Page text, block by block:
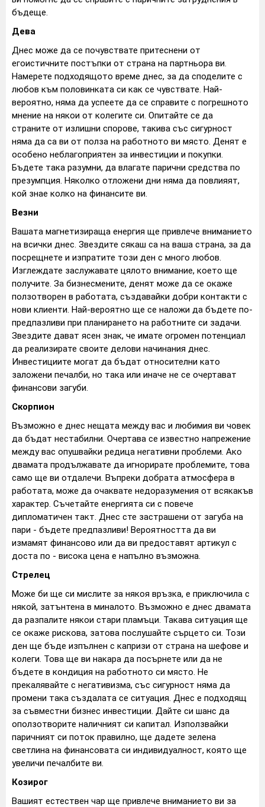
бъдеще.
Дева
Днес може да се почувствате притеснени от
егоистичните постъпки от страна на партньора ви.
Намерете подходящото време днес, за да споделите с
любов към половинката си как се чувствате. Най-
вероятно, няма да успеете да се справите с погрешното
мнение на някои от колегите си. Опитайте се да
страните от излишни спорове, такива със сигурност
няма да са ви от полза на работното ви място. Денят е
особено неблагоприятен за инвестиции и покупки.
Бъдете така разумни, да влагате парични средства по
презумпция. Няколко отложени дни няма да повлияят,
кой знае колко на финансите ви.
Везни
Вашата магнетизираща енергия ще привлече вниманието
на всички днес. Звездите сякаш са на ваша страна, за да
посрещнете и изпратите този ден с много любов.
Изглеждате заслужавате цялото внимание, което ще
получите. За бизнесмените, денят може да се окаже
ползотворен в работата, създавайки добри контакти с
нови клиенти. Най-вероятно ще се наложи да бъдете по-
предпазливи при планирането на работните си задачи.
Звездите дават ясен знак, че имате огромен потенциал
да реализирате своите делови начинания днес.
Инвестициите могат да бъдат относителни като
заложени печалби, но така или иначе не се очертават
финансови загуби.
Скорпион
Възможно е днес нещата между вас и любимия ви човек
да бъдат нестабилни. Очертава се известно напрежение
между вас опушвайки редица негативни проблеми. Ако
двамата продължавате да игнорирате проблемите, това
само ще ви отдалечи. Въпреки добрата атмосфера в
работата, може да очаквате недоразумения от всякакъв
характер. Съчетайте енергията си с повече
дипломатичен такт. Днес сте застрашени от загуба на
пари - бъдете предпазливи! Вероятността да ви
измамят финансово или да ви предоставят артикул с
доста по - висока цена е напълно възможна.
Стрелец
Може би ще си мислите за някоя връзка, е приключила с
някой, затънтена в миналото. Възможно е днес двамата
да разпалите някои стари пламъци. Такава ситуация ще
се окаже рискова, затова послушайте сърцето си. Този
ден ще бъде изпълнен с капризи от страна на шефове и
колеги. Това ще ви накара да посърнете или да не
бъдете в кондиция на работното си място. Не
прекалявайте с негативизма, със сигурност няма да
промени така създалата се ситуация. Днес е подходящ
за съвместни бизнес инвестиции. Дайте си шанс да
оползотворите наличният си капитал. Използвайки
паричният си поток правилно, ще дадете зелена
светлина на финансовата си индивидуалност, която ще
увеличи печалбите ви.
Козирог
Вашият естествен чар ще привлече вниманието ви за